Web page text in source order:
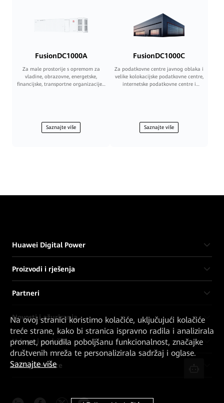
FusionDC1000A
Za male prostorije s opremom za
vladine, obrazovne, energetske,
financijske, transportne organizacije i
Saznajte više
FusionDC1000C
Za podatkovne centre javnog oblaka i
velike kolokacijske podatkovne centre,
internetske podatkovne centre i
Saznajte više
Huawei Digital Power
Proizvodi i rješenja
Partneri
Novosti i ažuriranja
Usluge i podrška
Brze poveznice
Na ovoj stranici koristimo kolačiće, uključujući kolačiće
treće strane, kako bi stranica ispravno radila i analizirala
promet, ponudila poboljšanu funkcionalnost, značajke
društvenih mreža te personalizirala sadržaj i oglase.
Saznajte više